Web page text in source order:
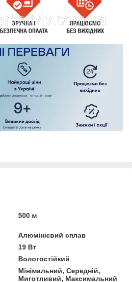
500 м
Алюмінієвий сплав
19 Вт
Вологостійкий
Мінімальний, Середній,
Миготливий, Максимальний